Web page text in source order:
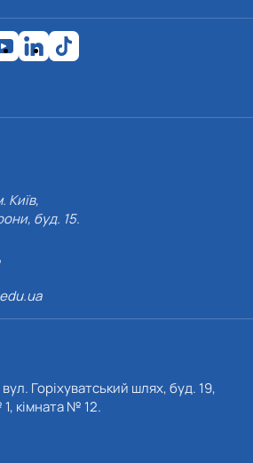
Київ,
буд. 15.
Горіхуватський шлях, буд. 19,
кімната № 12.